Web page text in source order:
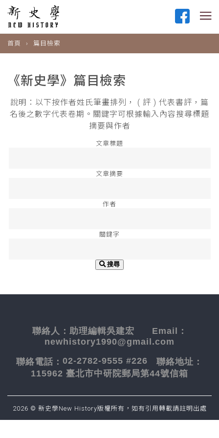
首頁 篇目檢索
《新史學》篇目檢索
說明：以下按作者姓氏筆畫排列， ( 評 ) 代表書評，篇
名後之數字代表卷期。關鍵字可根據輸入內容搜尋標題
摘要與作者
文章標題
文章摘要
作者
關鍵字
搜尋
聯絡人： 助理編輯吳建宏 Email：
newhistory1990@gmail.com
聯絡電話： 02-2782-9555 #226 聯絡地址：
115962 臺北市中研院郵局第44號信箱
2026 © 新史學New History版權所有，如有引用轉載請註明出處